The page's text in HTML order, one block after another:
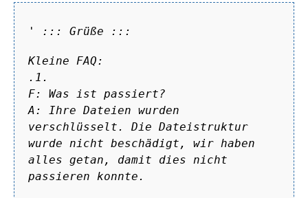
' ::: Grüße :::
Kleine FAQ:
.1.
F: Was ist passiert?
A: Ihre Dateien wurden
verschlüsselt. Die Dateistruktur
wurde nicht beschädigt, wir haben
alles getan, damit dies nicht
passieren konnte.